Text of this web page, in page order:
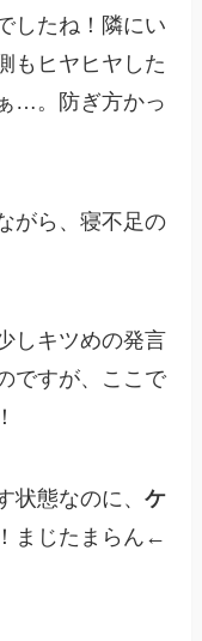
したね！隣にい
もヒヤヒヤした
…。防ぎ方かっ
がら、寝不足の
しキツめの発言
ですが、ここで
状態なのに、ケ
まじたまらん←